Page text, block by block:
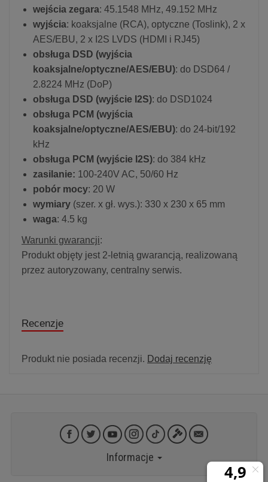
wejścia zegara: 45.1548 MHz, 49.152 MHz
wyjścia: koaksjalne (RCA), optyczne (Toslink), 2 x
AES/EBU, 2 x I2S LVDS (HDMI i RJ45)
obsługa DSD (wyjścia
koaksjalne/optyczne/AES/EBU): do DSD64 /
2.8224 MHz (DoP)
obsługa DSD (wyjście I2S): do DSD1024
obsługa PCM (wyjścia
koaksjalne/optyczne/AES/EBU): do 24-bit/192
kHz
obsługa PCM (wyjście I2S): do 384 kHz
zasilanie: 100-240V AC, 50/60 Hz
pobór mocy: 20 W
wymiary (szer. x gł. wys.): 330 x 230 x 65 mm
waga: 4.5 kg
Warunki gwarancji:
Produkt objęty jest 2-letnią gwarancją, realizowaną
przez autoryzowany, centralny serwis.
Recenzje
Produkt nie posiada recenzji. Dodaj recenzję
Informacje